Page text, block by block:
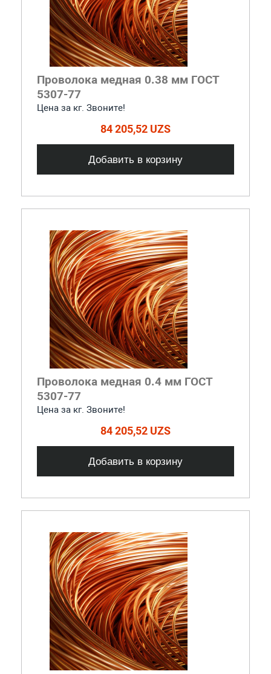
Проволока медная 0.38 мм ГОСТ
5307-77
Цена за кг. Звоните!
84 205,52 UZS
Добавить в корзину
Проволока медная 0.4 мм ГОСТ
5307-77
Цена за кг. Звоните!
84 205,52 UZS
Добавить в корзину